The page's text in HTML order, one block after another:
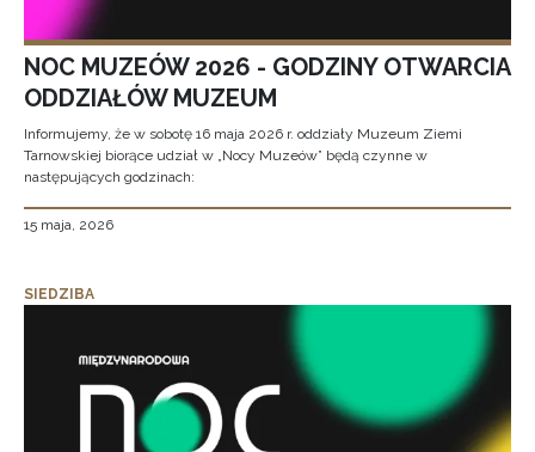
NOC MUZEÓW 2026 - GODZINY OTWARCIA
ODDZIAŁÓW MUZEUM
Informujemy, że w sobotę 16 maja 2026 r. oddziały Muzeum Ziemi
Tarnowskiej biorące udział w „Nocy Muzeów” będą czynne w
następujących godzinach:
15 maja, 2026
SIEDZIBA